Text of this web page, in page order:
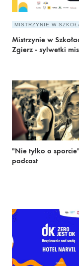
MISTRZYNIE W
Mistrzynie w
Zgierz - sylwetki
"Nie tylko o
podcast